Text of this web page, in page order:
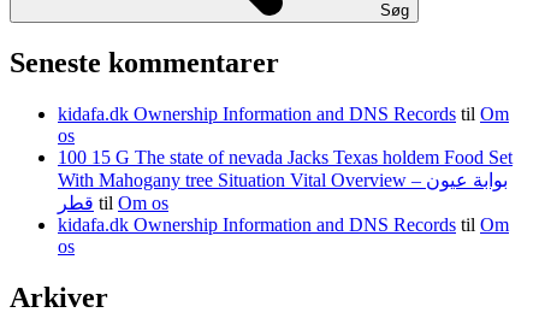
Søg
Seneste kommentarer
kidafa.dk Ownership Information and DNS Records til Om
os
100 15 G The state of nevada Jacks Texas holdem Food Set
With Mahogany tree Situation Vital Overview – بوابة عيون
قطر til Om os
kidafa.dk Ownership Information and DNS Records til Om
os
Arkiver